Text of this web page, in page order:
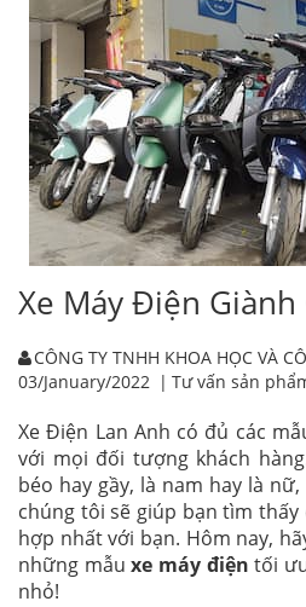
Xe Máy Điện
CÔNG TY TNHH KHOA HỌC VÀ
03/January/2022 | Tư vấn sản
Xe Điện Lan Anh có đủ các
với mọi đối tượng khách
béo hay gầy, là nam hay là
chúng tôi sẽ giúp bạn tìm thấy
hợp nhất với bạn. Hôm nay,
những mẫuxe máy điện tối
nhỏ!